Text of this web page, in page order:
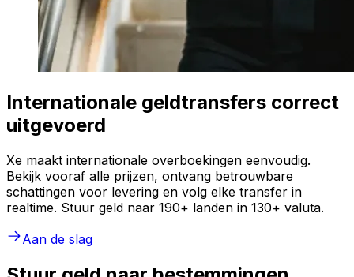
Internationale geldtransfers correct
uitgevoerd
Xe maakt internationale overboekingen eenvoudig.
Bekijk vooraf alle prijzen, ontvang betrouwbare
schattingen voor levering en volg elke transfer in
realtime. Stuur geld naar 190+ landen in 130+ valuta.
Aan de slag